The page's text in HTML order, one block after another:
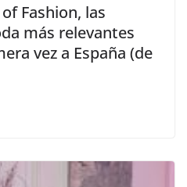
Fashion, las
más relevantes
vez a España (de